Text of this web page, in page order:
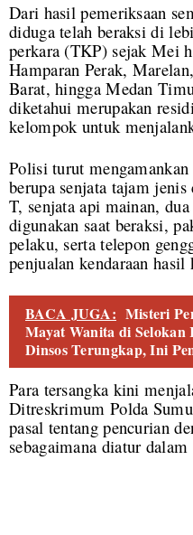
Dari hasil pemeriksaan
diduga telah beraksi di
perkara (TKP) sejak Mei
Hamparan Perak,
Barat, hingga Medan
diketahui merupakan
kelompok untuk
Polisi turut
berupa senjata tajam
T, senjata api mainan,
digunakan saat beraksi,
pelaku, serta telepon
penjualan kendaraan hasil
BACA JUGA: Misteri
Mayat Wanita di Selokan
Dinsos Terungkap, Ini
Para tersangka kini
Ditreskrimum Polda
pasal tentang pencurian
sebagaimana diatur